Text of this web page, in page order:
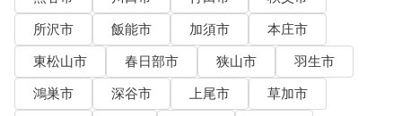
所沢市
飯能市 加須市
本庄市
東松山市
春日部市 狭山市
羽生市
鴻巣市
深谷市 上尾市
草加市